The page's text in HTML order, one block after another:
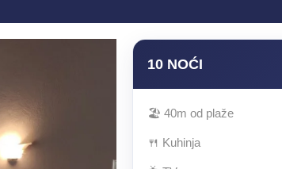
10 NOĆI
🏖 40m od plaže
🍴 Kuhinja